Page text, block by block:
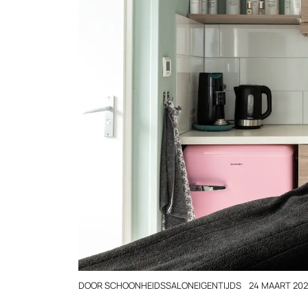
DOORSCHOONHEIDSSALONEIGENTIJDS 24 MAART